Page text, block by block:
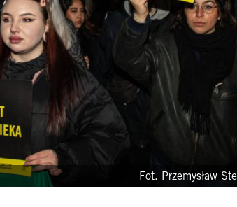
Fot. Przemysław